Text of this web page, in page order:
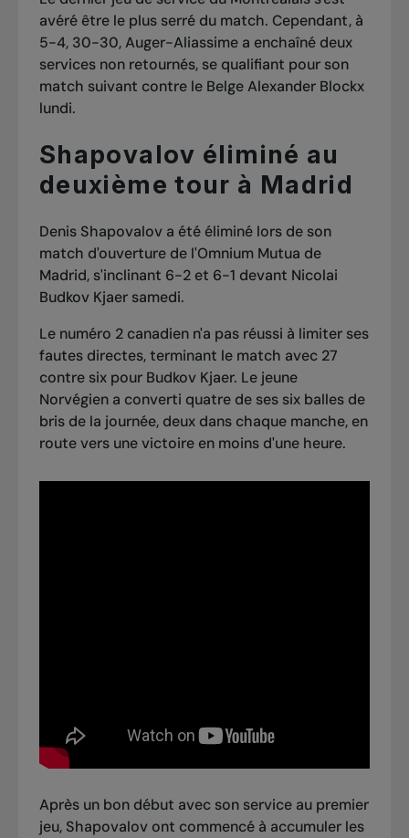
avéré être le plus serré du match. Cependant, à
5-4, 30-30, Auger-Aliassime a enchaîné deux
services non retournés, se qualifiant pour son
match suivant contre le Belge Alexander Blockx
lundi.
Shapovalov éliminé au
deuxième tour à Madrid
Denis Shapovalov a été éliminé lors de son
match d'ouverture de l'Omnium Mutua de
Madrid, s'inclinant 6-2 et 6-1 devant Nicolai
Budkov Kjaer samedi.
Le numéro 2 canadien n'a pas réussi à limiter ses
fautes directes, terminant le match avec 27
contre six pour Budkov Kjaer. Le jeune
Norvégien a converti quatre de ses six balles de
bris de la journée, deux dans chaque manche, en
route vers une victoire en moins d'une heure.
Après un bon début avec son service au premier
jeu, Shapovalov ont commencé à accumuler les